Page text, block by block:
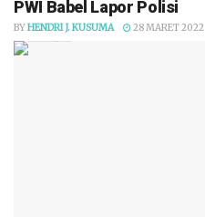
PWI Babel Lapor Polisi
BYHENDRI J. KUSUMA 28 MARET 2022